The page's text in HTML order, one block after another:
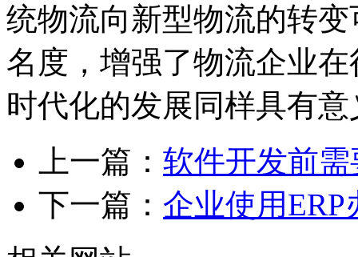
统物流向新型物流的转
名度，增强了物流企业
时代化的发展同样具有意
上一篇： 软件开发前
下一篇： 企业使用